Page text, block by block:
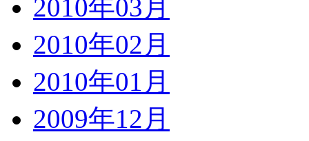
2010年03月
2010年02月
2010年01月
2009年12月